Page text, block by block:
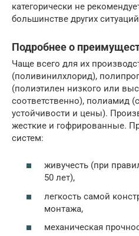
категорически не
большинстве других
Подробнее о
Чаще всего для их
(поливинилхлорид),
(полиэтилен низкого или
соответственно), полиамид
устойчивости и цены).
жесткие и гофрированные.
систем:
живучесть (при
50 лет),
легкость самой
монтажа,
механическая